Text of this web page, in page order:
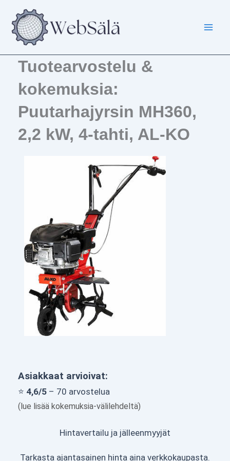
sisältöön
Tuotearvostelu &
kokemuksia:
Puutarhajyrsin MH360,
2,2 kW, 4-tahti, AL-KO
Asiakkaat arvioivat:
⭐ 4,6/5 – 70 arvostelua
(lue lisää kokemuksia-välilehdeltä)
Hintavertailu ja jälleenmyyjät
Tarkasta ajantasainen hinta aina verkkokaupasta.